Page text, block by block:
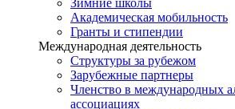
Академическая мобильность
Гранты и стипендии
Международная деятельность
Структуры за рубежом
Зарубежные партнеры
Членство в международных
ассоциациях